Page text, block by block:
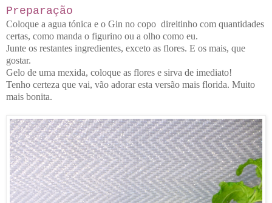
Preparação
Coloque a agua tónica e o Gin no copo direitinho com quantidades
certas, como manda o figurino ou a olho como eu.
Junte os restantes ingredientes, exceto as flores. E os mais, que
gostar.
Gelo de uma mexida, coloque as flores e sirva de imediato!
Tenho certeza que vai, vão adorar esta versão mais florida. Muito
mais bonita.